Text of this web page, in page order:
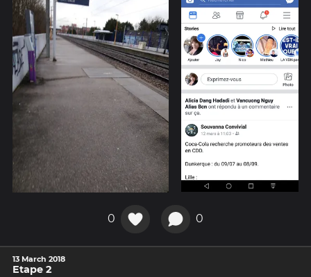
0 0
13 March 2018
Etape 2